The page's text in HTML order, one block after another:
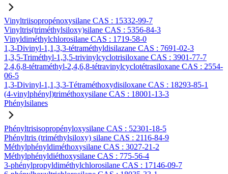
Vinyltriisopropénoxysilane CAS : 15332-99-7
Vinyltris(triméthylsiloxy)silane CAS : 5356-84-3
Vinyldiméthylchlorosilane CAS : 1719-58-0
1,3-Divinyl-1,1,3,3-tétraméthyldisilazane CAS : 7691-02-3
1,3,5-Triméthyl-1,3,5-trivinylcyclotrisiloxane CAS : 3901-77-7
2,4,6,8-tétraméthyl-2,4,6,8-tétravinylcyclotétrasiloxane CAS : 2554-
06-5
1,3-Divinyl-1,1,3,3-Tétraméthoxydisiloxane CAS : 18293-85-1
(4-vinylphényl)triméthoxysilane CAS : 18001-13-3
Phénylsilanes
Phényltrisisopropényloxysilane CAS : 52301-18-5
Phényltris (triméthylsiloxy) silane CAS : 2116-84-9
Méthylphényldiméthoxysilane CAS : 3027-21-2
Méthylphényldiéthoxysilane CAS : 775-56-4
3-phénylpropyldiméthylchlorosilane CAS : 17146-09-7